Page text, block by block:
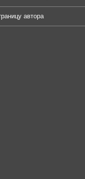
автора